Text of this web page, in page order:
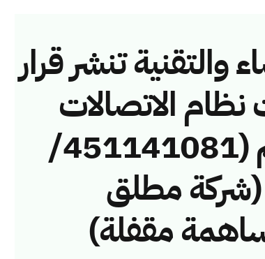
والتقنية تنشر قرار
نظام الاتصالات
وتقنية المعلومات رقم (451141081/
(شركة مطلق
مقفلة)